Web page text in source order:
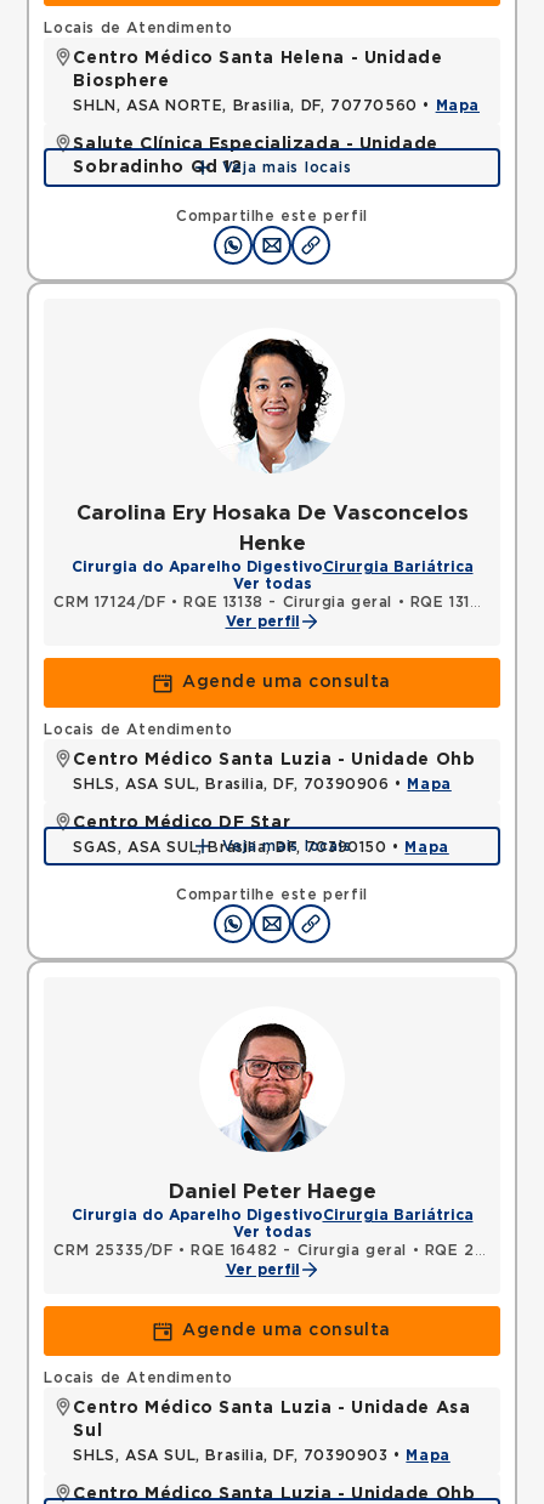
Compartilhe este perfil
Locais de Atendimento
Centro Médico Santa Helena - Unidade
Biosphere
SHLN, ASA NORTE, Brasilia, DF, 70770560 • Mapa
Salute Clínica Especializada - Unidade
Sobradinho Qd 12
QUADRA, SOBRADINHO, Brasilia, DF, 73010120 •
Veja mais locais
Carolina Ery Hosaka De Vasconcelos
Henke
Cirurgia do Aparelho DigestivoCirurgia Bariátrica
Ver todas
CRM 17124/DF • RQE 13138 - Cirurgia geral •
RQE 13139 - Cirurgia do aparelho digestivo
Ver perfil
Agende uma consulta
Compartilhe este perfil
Locais de Atendimento
Centro Médico Santa Luzia - Unidade Ohb
SHLS, ASA SUL, Brasilia, DF, 70390906 • Mapa
Centro Médico DF Star
SGAS, ASA SUL, Brasilia, DF, 70390150 • Mapa
Veja mais locais
Daniel Peter Haege
Cirurgia do Aparelho DigestivoCirurgia Bariátrica
Ver todas
CRM 25335/DF • RQE 16482 - Cirurgia geral •
RQE 22956 - Cirurgia do aparelho digestivo
Ver perfil
Agende uma consulta
Locais de Atendimento
Centro Médico Santa Luzia - Unidade Asa
Sul
SHLS, ASA SUL, Brasilia, DF, 70390903 • Mapa
Centro Médico Santa Luzia - Unidade Ohb